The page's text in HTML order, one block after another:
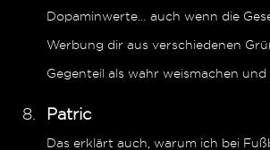
Dopaminwerte… auch wenn die
Werbung dir aus verschiedenen
Gegenteil als wahr weismachen
Patric
Das erklärt auch, warum ich bei